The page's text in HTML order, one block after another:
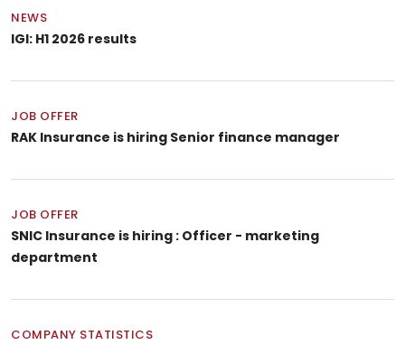
NEWS
IGI: H1 2026 results
JOB OFFER
RAK Insurance is hiring Senior finance manager
JOB OFFER
SNIC Insurance is hiring : Officer - marketing
department
COMPANY STATISTICS